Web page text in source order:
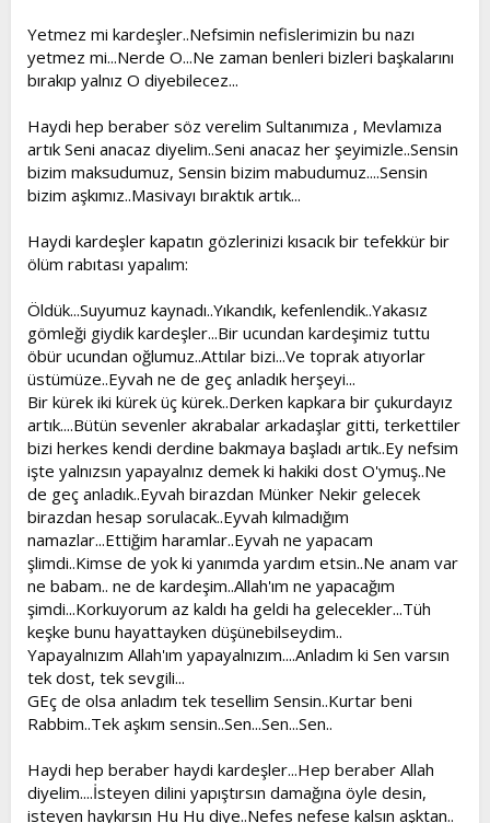
Yetmez mi kardeşler..Nefsimin nefislerimizin bu nazı
yetmez mi...Nerde O...Ne zaman benleri bizleri başkalarını
bırakıp yalnız O diyebilecez...
Haydi hep beraber söz verelim Sultanımıza , Mevlamıza
artık Seni anacaz diyelim..Seni anacaz her şeyimizle..Sensin
bizim maksudumuz, Sensin bizim mabudumuz....Sensin
bizim aşkımız..Masivayı bıraktık artık...
Haydi kardeşler kapatın gözlerinizi kısacık bir tefekkür bir
ölüm rabıtası yapalım:
Öldük...Suyumuz kaynadı..Yıkandık, kefenlendik..Yakasız
gömleği giydik kardeşler...Bir ucundan kardeşimiz tuttu
öbür ucundan oğlumuz..Attılar bizi...Ve toprak atıyorlar
üstümüze..Eyvah ne de geç anladık herşeyi...
Bir kürek iki kürek üç kürek..Derken kapkara bir çukurdayız
artık....Bütün sevenler akrabalar arkadaşlar gitti, terkettiler
bizi herkes kendi derdine bakmaya başladı artık..Ey nefsim
işte yalnızsın yapayalnız demek ki hakiki dost O'ymuş..Ne
de geç anladık..Eyvah birazdan Münker Nekir gelecek
birazdan hesap sorulacak..Eyvah kılmadığım
namazlar...Ettiğim haramlar..Eyvah ne yapacam
şlimdi..Kimse de yok ki yanımda yardım etsin..Ne anam var
ne babam.. ne de kardeşim..Allah'ım ne yapacağım
şimdi...Korkuyorum az kaldı ha geldi ha gelecekler...Tüh
keşke bunu hayattayken düşünebilseydim..
Yapayalnızım Allah'ım yapayalnızım....Anladım ki Sen varsın
tek dost, tek sevgili...
GEç de olsa anladım tek tesellim Sensin..Kurtar beni
Rabbim..Tek aşkım sensin..Sen...Sen...Sen..
Haydi hep beraber haydi kardeşler...Hep beraber Allah
diyelim....İsteyen dilini yapıştırsın damağına öyle desin,
isteyen haykırsın Hu Hu diye..Nefes nefese kalsın aşktan..